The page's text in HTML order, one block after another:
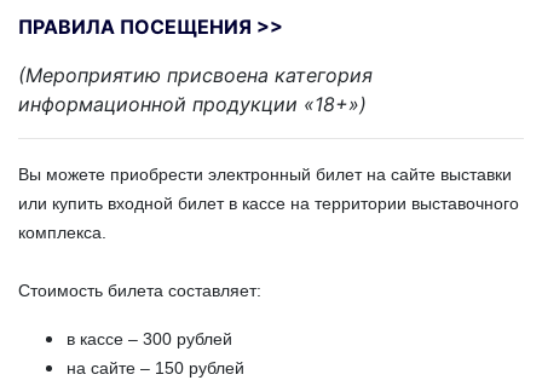
ПРАВИЛА ПОСЕЩЕНИЯ >>
(Мероприятию присвоена категория
информационной продукции «18+»)
Вы можете приобрести электронный билет на сайте выставки
или купить входной билет в кассе на территории выставочного
комплекса.
Стоимость билета составляет:
в кассе – 300 рублей
на сайте – 150 рублей